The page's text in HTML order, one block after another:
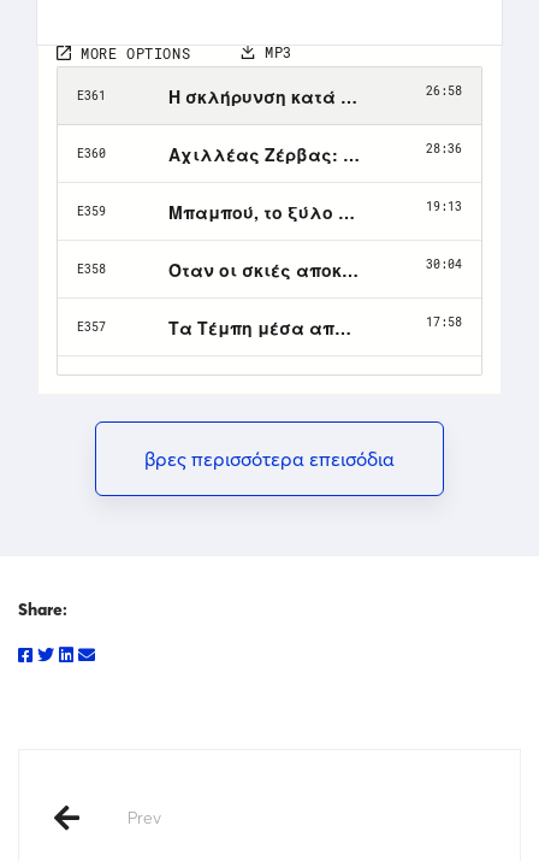
βρες περισσότερα επεισόδια
Share:
Prev